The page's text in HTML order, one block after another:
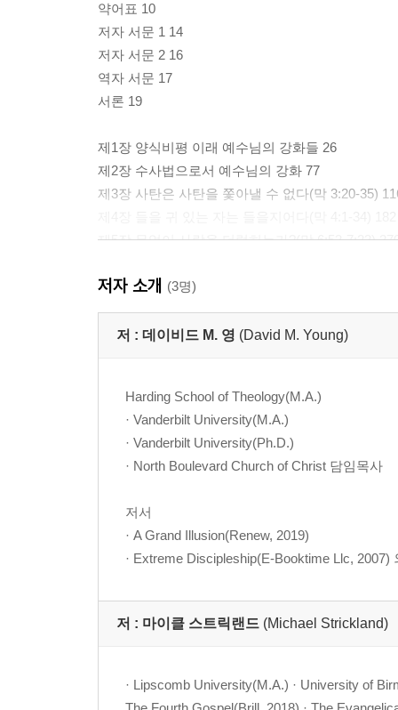
약어표 10
저자 서문 1 14
저자 서문 2 16
역자 서문 17
서론 19
제1장 양식비평 이래 예수님의 강화들 26
제2장 수사법으로서 예수님의 강화 77
제3장 사탄은 사탄을 쫓아낼 수 없다(막 3:20-35)
제5장 무엇이 사람을 더럽히는가?(막 6:53-7:23)
결론 416
참고 문헌 462
색인 497
저자 소개 (3명)
저 : 데이비드 M. 영 (David M. Young)
Harding School of Theology(M.A.)
· Vanderbilt University(M.A.)
· Vanderbilt University(Ph.D.)
· North Boulevard Church of Christ 담임목사
저서
· A Grand Illusion(Renew, 2019)
· Extreme Discipleship(E-Booktime Llc, 2007)
저 : 마이클 스트릭랜드 (Michael Strickland)
· Lipscomb University(M.A.) · University of